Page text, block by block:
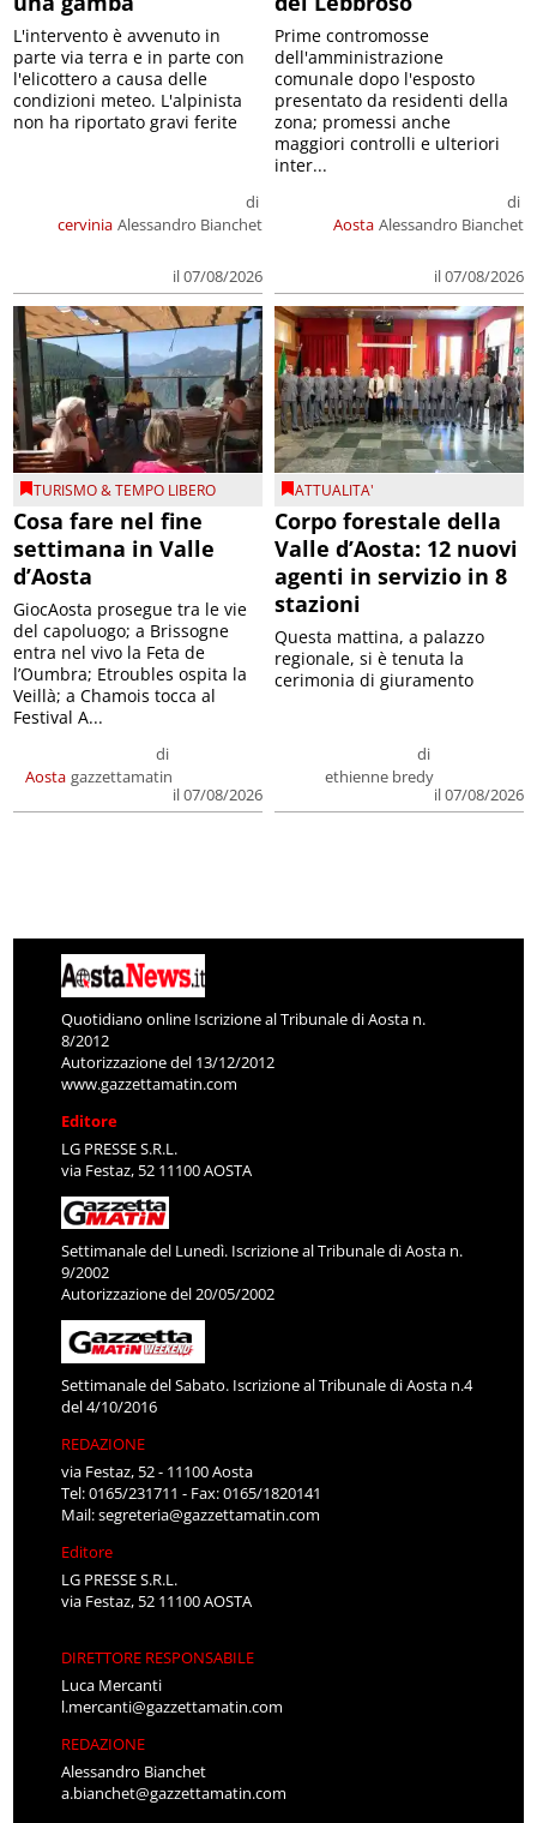
cervinia
di
Alessandro Bianchet
il 07/08/2026
L'intervento è avvenuto in
parte via terra e in parte con
l'elicottero a causa delle
condizioni meteo. L'alpinista
non ha riportato gravi ferite
Aosta
di
Alessandro Bianchet
il 07/08/2026
Prime contromosse
dell'amministrazione
comunale dopo l'esposto
presentato da residenti della
zona; promessi anche
maggiori controlli e ulteriori
inter...
TURISMO & TEMPO LIBERO
Cosa fare nel fine
settimana in Valle
d’Aosta
Aosta
di
gazzettamatin
il 07/08/2026
GiocAosta prosegue tra le vie
del capoluogo; a Brissogne
entra nel vivo la Feta de
l’Oumbra; Etroubles ospita la
Veillà; a Chamois tocca al
Festival A...
ATTUALITA'
Corpo forestale della
Valle d’Aosta: 12 nuovi
agenti in servizio in 8
stazioni
di
ethienne bredy
il 07/08/2026
Questa mattina, a palazzo
regionale, si è tenuta la
cerimonia di giuramento
Quotidiano online Iscrizione al Tribunale di Aosta n.
8/2012
Autorizzazione del 13/12/2012
www.gazzettamatin.com
Editore
LG PRESSE S.R.L.
via Festaz, 52 11100 AOSTA
Settimanale del Lunedì. Iscrizione al Tribunale di Aosta n.
9/2002
Autorizzazione del 20/05/2002
Settimanale del Sabato. Iscrizione al Tribunale di Aosta n.4
del 4/10/2016
REDAZIONE
via Festaz, 52 - 11100 Aosta
Tel: 0165/231711 - Fax: 0165/1820141
Mail:segreteria@gazzettamatin.com
Editore
LG PRESSE S.R.L.
via Festaz, 52 11100 AOSTA
DIRETTORE RESPONSABILE
Luca Mercanti
l.mercanti@gazzettamatin.com
REDAZIONE
Alessandro Bianchet
a.bianchet@gazzettamatin.com